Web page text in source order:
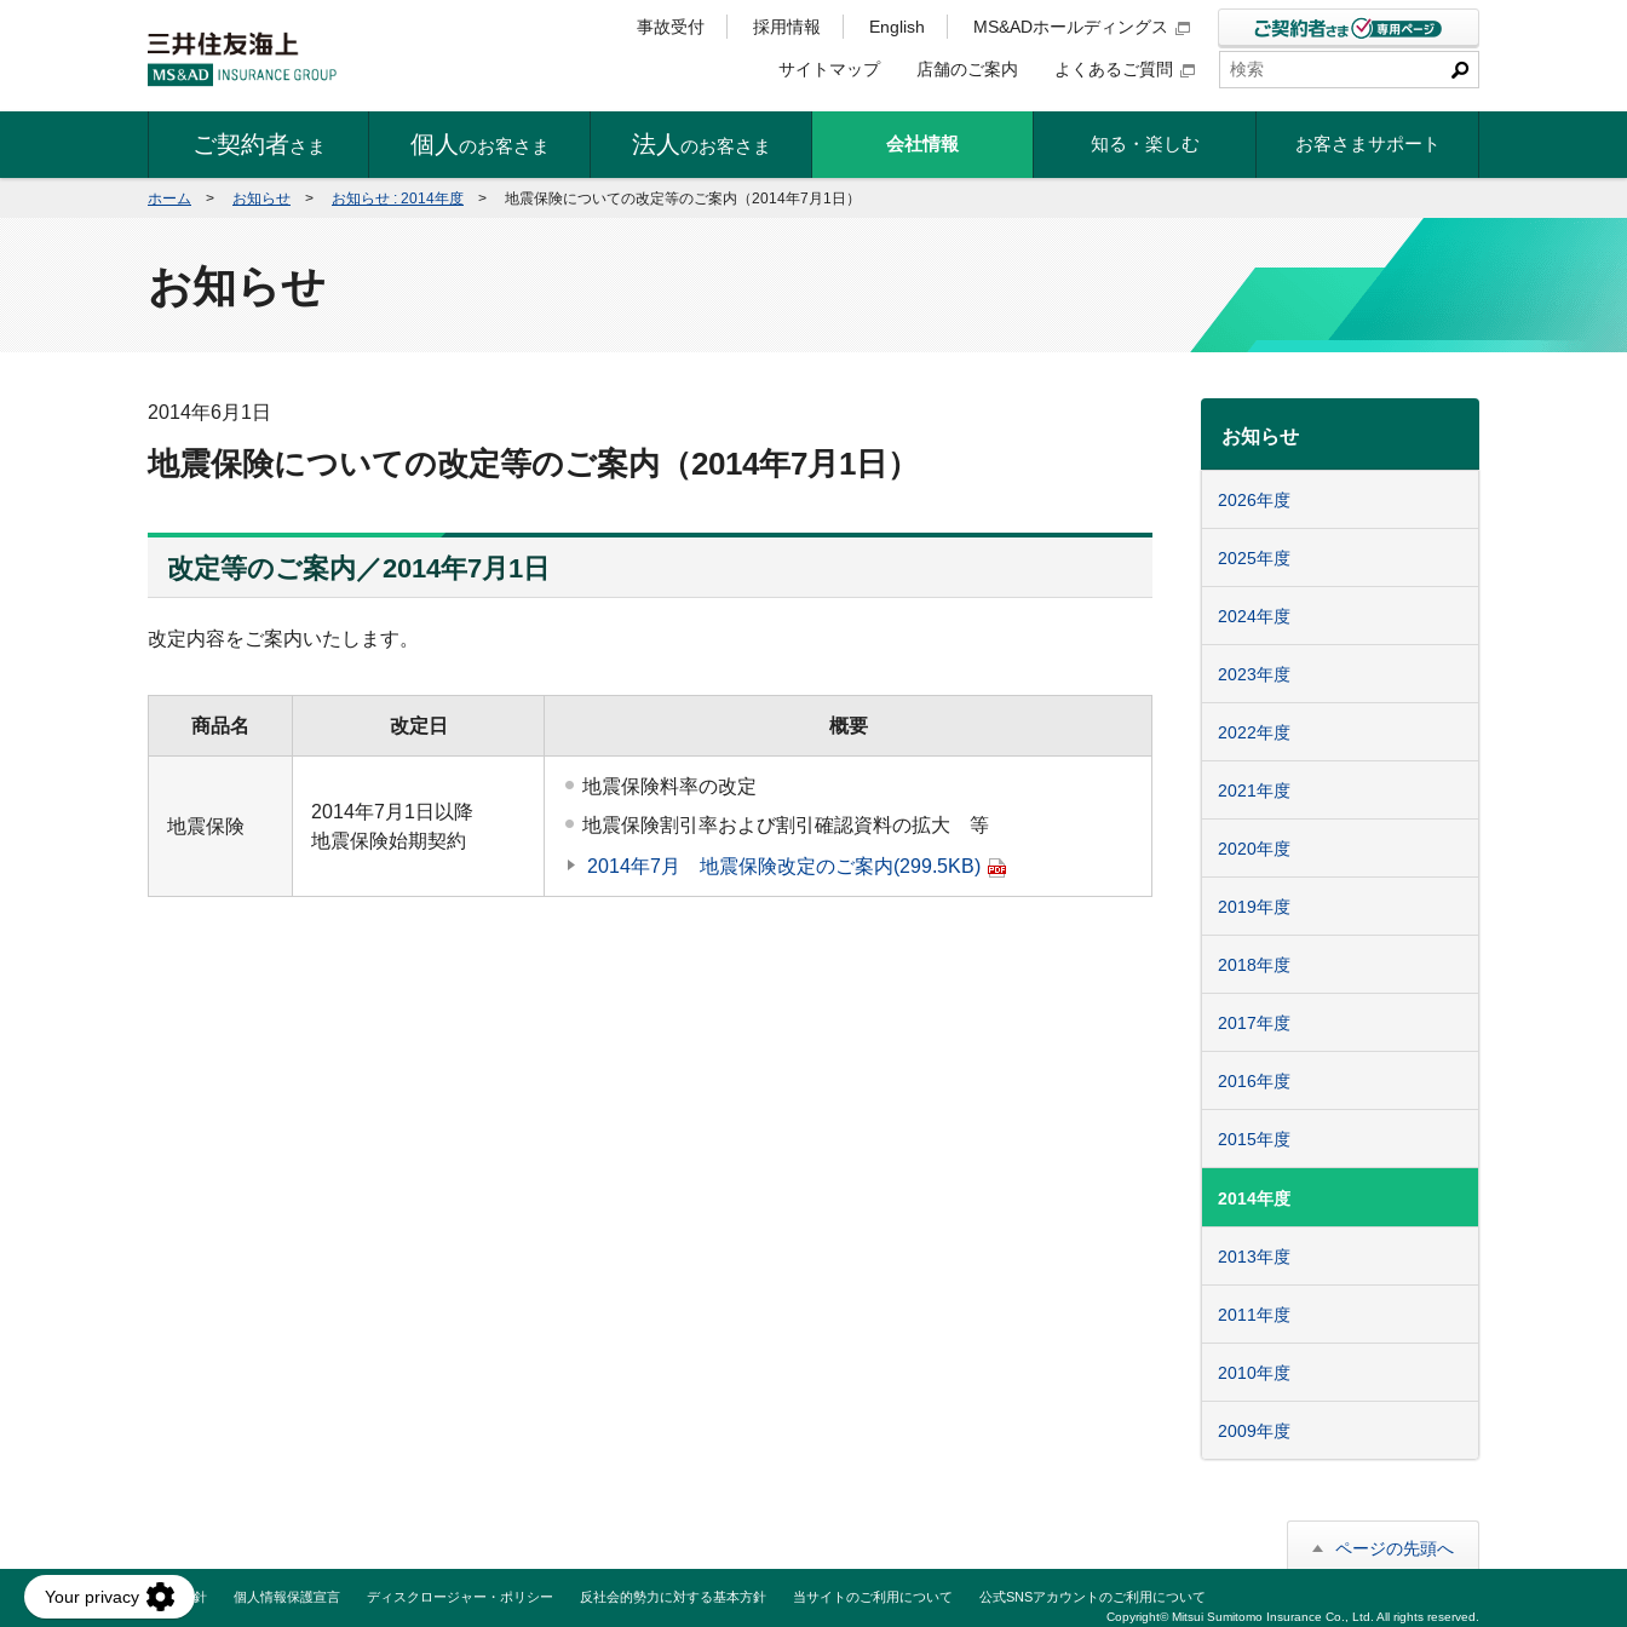
ご契約者さま 個人 のお客さま 法人 のお客さま 会社情報 知る・楽しむ お客さまサポート
サイトマップ 店舗のご案内 よくあるご質問
事故受付 採用情報 English MS&ADホールディングス
ホーム > お知らせ > お知らせ : 2014年度 > 地震保険についての改定等のご案内（2014年7月1日）
お知らせ
2014年6月1日
地震保険についての改定等のご案内（2014年7月1日）
改定等のご案内／2014年7月1日
改定内容をご案内いたします。
商品名 改定日 概要
地震保険
2014年7月1日以降
地震保険始期契約
地震保険料率の改定
地震保険割引率および割引確認資料の拡大 等
2014年7月 地震保険改定のご案内(299.5KB)
お知らせ
2026年度
2025年度
2024年度
2023年度
2022年度
2021年度
2020年度
2019年度
2018年度
2017年度
2016年度
2015年度
2014年度
2013年度
2011年度
2010年度
2009年度
ページの先頭へ
勧誘方針 個人情報保護宣言 ディスクロージャー・ポリシー 反社会的勢力に対する基本方針 当サイトのご利用について 公式SNSアカウントのご利用について
Copyright© Mitsui Sumitomo Insurance Co., Ltd. All rights reserved.